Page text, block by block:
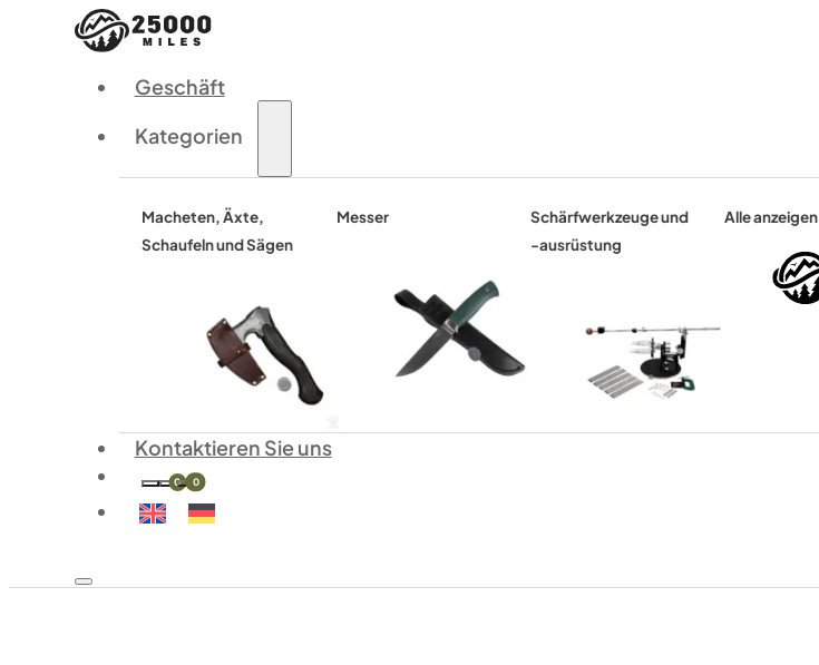
Geschäft
Kategorien
Macheten, Äxte,
Schaufeln und Sägen
Messer
Schärfwerkzeuge und
-ausrüstung
Alle anzeigen
Kontaktieren Sie uns
0 0